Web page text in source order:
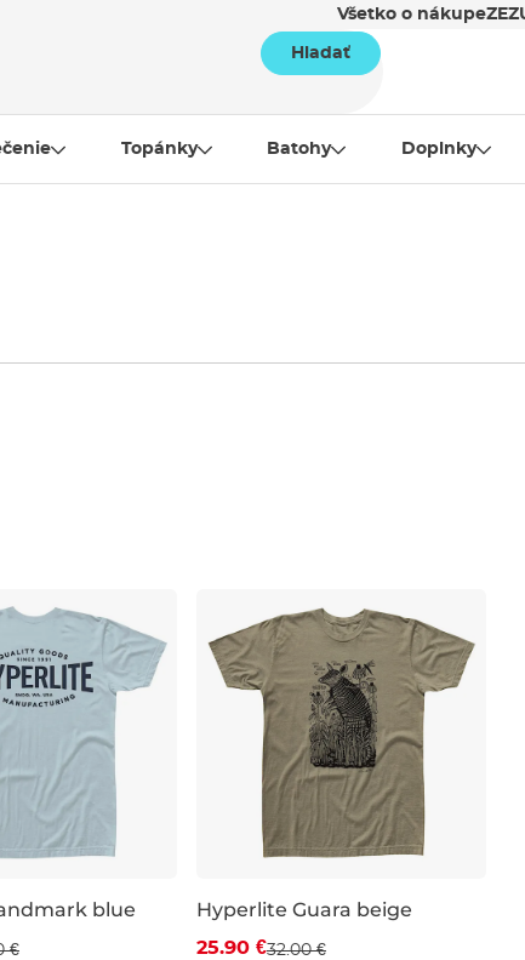
Všetko o nákupe
Hladať
Topánky Batohy Doplnky
blue
€
Zľava -19 %
Hyperlite Guara beige
25.90 €32.00 €